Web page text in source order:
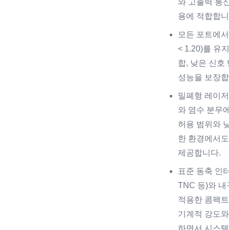
와 고출력 통
용에 적합합
모든 포트에
< 1.20)를 유
합, 낮은 신호
성능을 보장
밀폐형 레이
와 염수 분무
허용 범위와
한 환경에서
제공합니다.
표준 동축 인
TNC 등)와 내
적용한 콤팩
기계적 강도
하면서 시스